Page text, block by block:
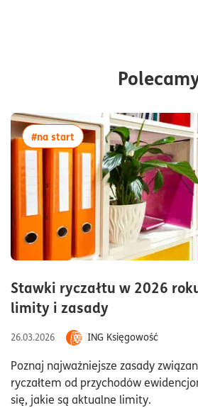
Stawki ryczałtu w 2026
limity i zasadyczas
26.03.2026
ING Księgowość
Poznaj najważniejsze zasady
ryczałtem od przychodów
się, jakie są aktualne limity.
#na start więcej artykułów z